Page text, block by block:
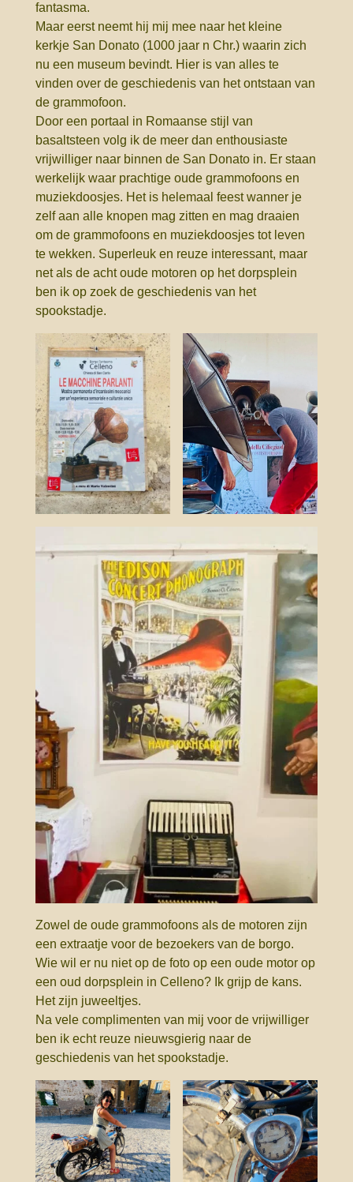
fantasma.
Maar eerst neemt hij mij mee naar het kleine
kerkje San Donato (1000 jaar n Chr.) waarin zich
nu een museum bevindt. Hier is van alles te
vinden over de geschiedenis van het ontstaan van
de grammofoon.
Door een portaal in Romaanse stijl van
basaltsteen volg ik de meer dan enthousiaste
vrijwilliger naar binnen de San Donato in. Er staan
werkelijk waar prachtige oude grammofoons en
muziekdoosjes. Het is helemaal feest wanner je
zelf aan alle knopen mag zitten en mag draaien
om de grammofoons en muziekdoosjes tot leven
te wekken. Superleuk en reuze interessant, maar
net als de acht oude motoren op het dorpsplein
ben ik op zoek de geschiedenis van het
spookstadje.
Zowel de oude grammofoons als de motoren zijn
een extraatje voor de bezoekers van de borgo.
Wie wil er nu niet op de foto op een oude motor op
een oud dorpsplein in Celleno? Ik grijp de kans.
Het zijn juweeltjes.
Na vele complimenten van mij voor de vrijwilliger
ben ik echt reuze nieuwsgierig naar de
geschiedenis van het spookstadje.